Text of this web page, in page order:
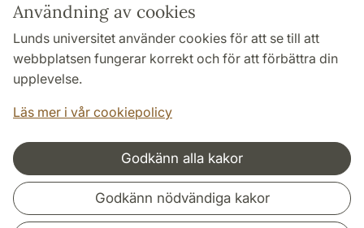
Användning av cookies
Lunds universitet använder cookies för att se till att
webbplatsen fungerar korrekt och för att förbättra din
upplevelse.
Läs mer i vår cookiepolicy
Godkänn alla kakor
Godkänn nödvändiga kakor
TYPO3-login
Följ oss i sociala medier
Samarbeten och nätverk